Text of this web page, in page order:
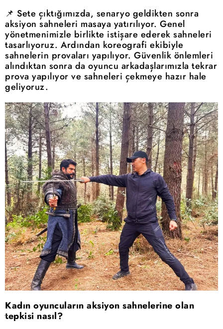
📌 Sete çıktığımızda, senaryo geldikten sonra
aksiyon sahneleri masaya yatırılıyor. Genel
yönetmenimizle birlikte istişare ederek sahneleri
tasarlıyoruz. Ardından koreografi ekibiyle
sahnelerin provaları yapılıyor. Güvenlik önlemleri
alındıktan sonra da oyuncu arkadaşlarımızla tekrar
prova yapılıyor ve sahneleri çekmeye hazır hale
geliyoruz.
Kadın oyuncuların aksiyon sahnelerine olan
tepkisi nasıl?